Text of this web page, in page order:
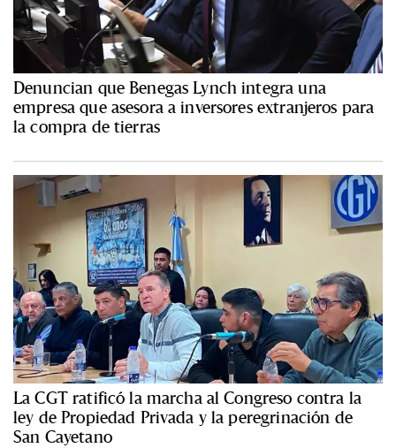
Denuncian que Benegas Lynch integra una
empresa que asesora a inversores extranjeros para
la compra de tierras
La CGT ratificó la marcha al Congreso contra la
ley de Propiedad Privada y la peregrinación de
San Cayetano